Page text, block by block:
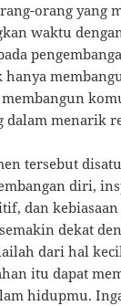
orang yang
waktu
hanya
dalam menarik
tersebut
diri,
dan
dekat
dari hal
itu dapat
hidupmu.